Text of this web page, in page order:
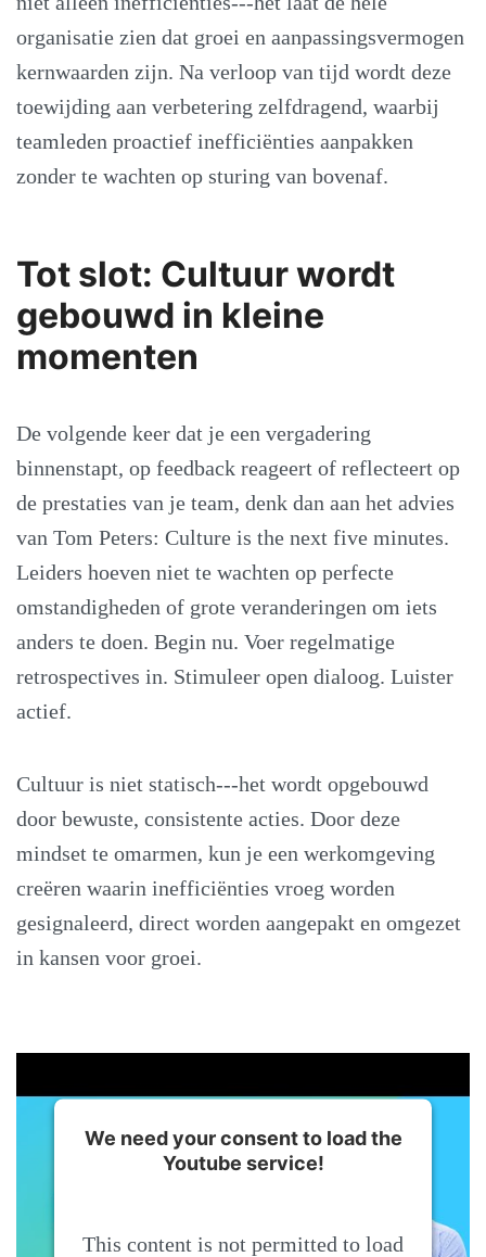
organisatie zien dat groei en aanpassingsvermogen
kernwaarden zijn. Na verloop van tijd wordt deze
toewijding aan verbetering zelfdragend, waarbij
teamleden proactief inefficiënties aanpakken
zonder te wachten op sturing van bovenaf.
Tot slot: Cultuur wordt
gebouwd in kleine
momenten
De volgende keer dat je een vergadering
binnenstapt, op feedback reageert of reflecteert op
de prestaties van je team, denk dan aan het advies
van Tom Peters: Culture is the next five minutes.
Leiders hoeven niet te wachten op perfecte
omstandigheden of grote veranderingen om iets
anders te doen. Begin nu. Voer regelmatige
retrospectives in. Stimuleer open dialoog. Luister
actief.
Cultuur is niet statisch---het wordt opgebouwd
door bewuste, consistente acties. Door deze
mindset te omarmen, kun je een werkomgeving
creëren waarin inefficiënties vroeg worden
gesignaleerd, direct worden aangepakt en omgezet
in kansen voor groei.
We need your consent to load the
Youtube service!
This content is not permitted to load